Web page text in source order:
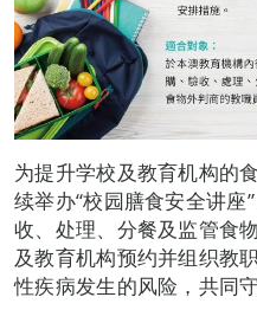
为提升学校及教育机构的
续举办“校园膳食安全讲座
收、处理、分餐及监管食
及教育机构预约并组织教
性疾病发生的风险，共同